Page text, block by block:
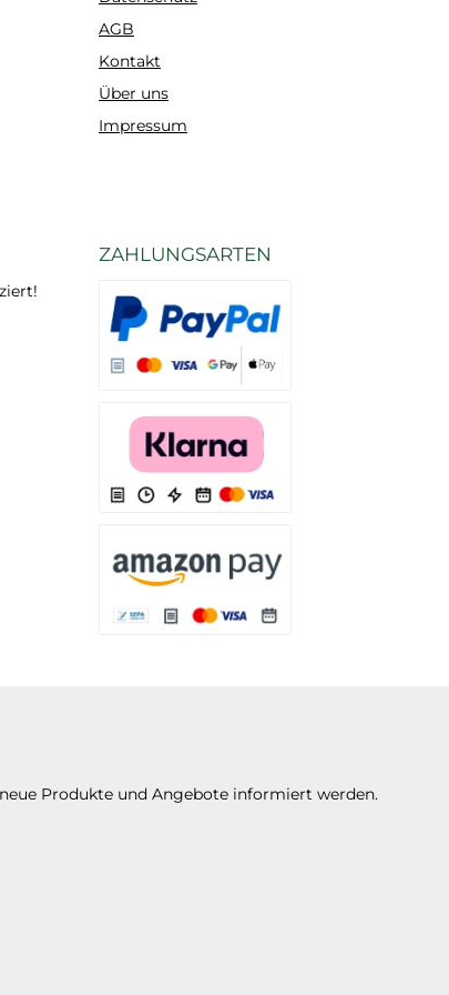
AGB
Kontakt
Über uns
Impressum
ZAHLUNGSARTEN
Produkte und Angebote informiert werden.